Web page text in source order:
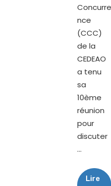
Concurre
nce
(CCC)
de la
CEDEAO
a tenu
sa
10ème
réunion
pour
discuter
...
Lire